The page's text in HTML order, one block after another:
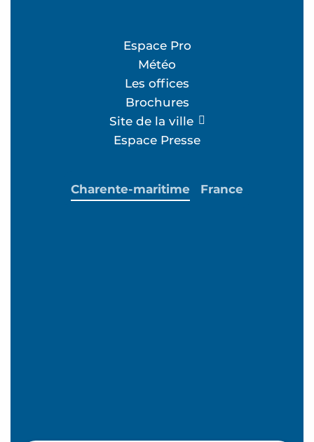
Espace Pro
Météo
Les offices
Brochures
Site de la ville
Espace Presse
Charente-maritime France